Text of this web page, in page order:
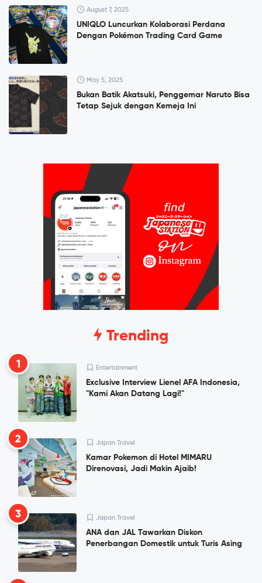
August 7, 2025
UNIQLO Luncurkan Kolaborasi Perdana
Dengan Pokémon Trading Card Game
May 5, 2025
Bukan Batik Akatsuki, Penggemar Naruto Bisa
Tetap Sejuk dengan Kemeja Ini
Trending
1 Entertainment
Exclusive Interview Lienel AFA Indonesia,
"Kami Akan Datang Lagi!"
2 Japan Travel
Kamar Pokemon di Hotel MIMARU
Direnovasi, Jadi Makin Ajaib!
3 Japan Travel
ANA dan JAL Tawarkan Diskon
Penerbangan Domestik untuk Turis Asing